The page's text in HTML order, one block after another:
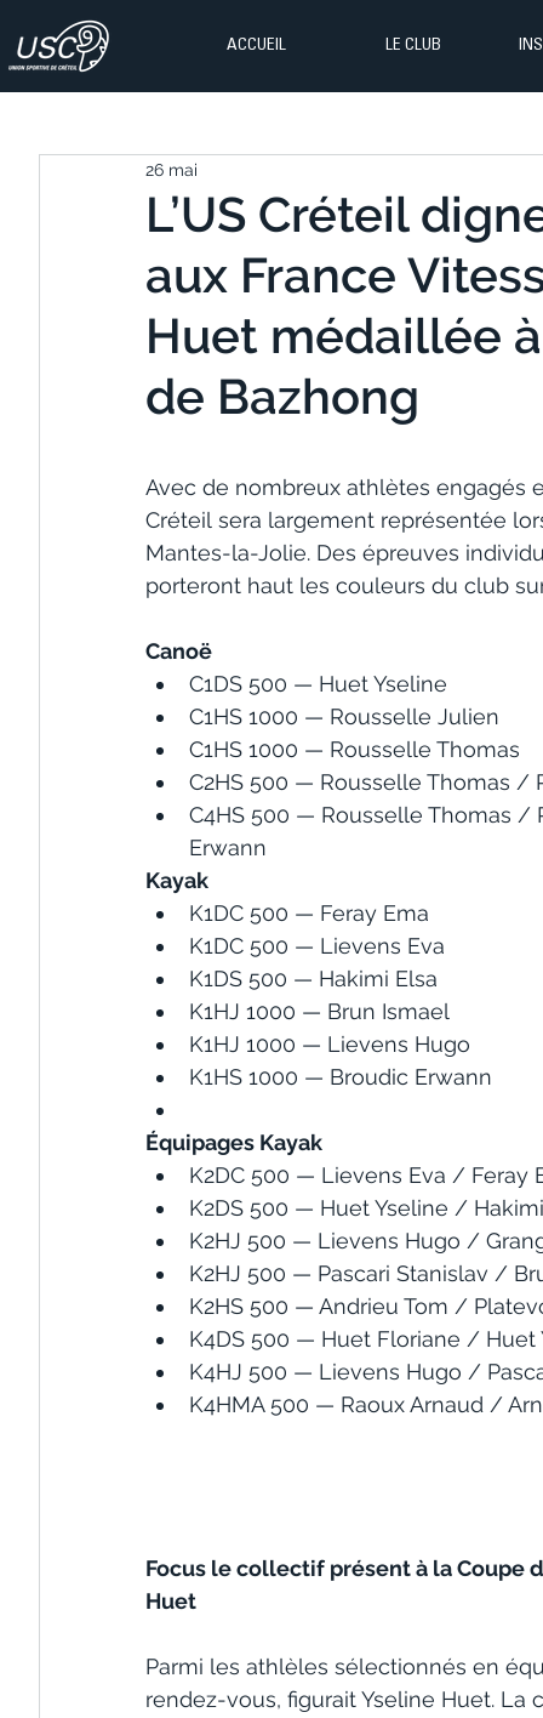
ACCUEIL LE CLUB
L’US Créteil
aux France
Huet médaillée
de Bazhong
26 mai
Avec de nombreux athlètes engagés
Créteil sera largement représentée
Mantes-la-Jolie. Des épreuves
porteront haut les couleurs du club
Canoë
C1DS 500 — Huet Yseline
C1HS 1000 — Rousselle Julien
C1HS 1000 — Rousselle Thomas
C2HS 500 — Rousselle Thomas /
C4HS 500 — Rousselle Thomas
Erwann
Kayak
K1DC 500 — Feray Ema
K1DC 500 — Lievens Eva
K1DS 500 — Hakimi Elsa
K1HJ 1000 — Brun Ismael
K1HJ 1000 — Lievens Hugo
K1HS 1000 — Broudic Erwann
Équipages Kayak
K2DC 500 — Lievens Eva / Feray
K2DS 500 — Huet Yseline /
K2HJ 500 — Lievens Hugo /
K2HJ 500 — Pascari Stanislav /
K2HS 500 — Andrieu Tom /
K4DS 500 — Huet Floriane /
K4HJ 500 — Lievens Hugo /
K4HMA 500 — Raoux Arnaud /
Focus le collectif présent à la Coupe
Huet
Parmi les athlèles sélectionnés en
rendez-vous, figurait Yseline Huet.